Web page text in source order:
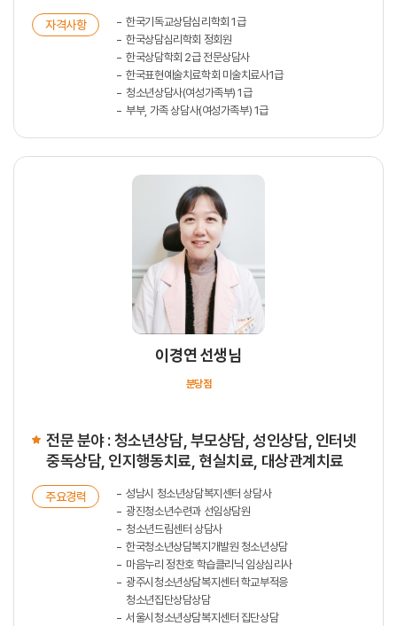
자격사항
한국기독교상담심리학회 1급
한국상담심리학회 정회원
한국상담학회 2급 전문상담사
한국표현예술치료학회 미술치료사1급
청소년상담사(여성가족부) 1급
부부, 가족 상담사(여성가족부) 1급
이경연 선생님
분당점
전문 분야 : 청소년상담, 부모상담, 성인상담, 인터넷
중독상담, 인지행동치료, 현실치료, 대상관계치료
주요경력
성남시 청소년상담복지센터 상담사
광진청소년수련과 선임상담원
청소년드림센터 상담사
한국청소년상담복지개발원 청소년상담
마음누리 정찬호 학습클리닉 임상심리사
광주시청소년상담복지센터 학교부적응
청소년집단상담상담
서울시청소년상담복지센터 집단상담